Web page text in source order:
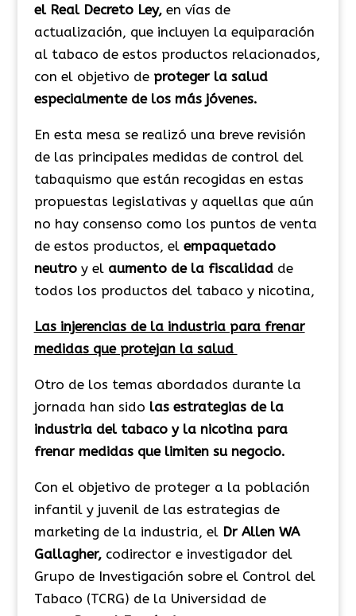
el Real Decreto Ley,en vías de
actualización, que incluyen la equiparación
al tabaco de estos productos relacionados,
con el objetivo de proteger la salud
especialmente de los más jóvenes.
En esta mesa se realizó una breve revisión
de las principales medidas de control del
tabaquismo que están recogidas en estas
propuestas legislativas y aquellas que aún
no hay consenso como los puntos de venta
de estos productos, el empaquetado
neutroy el aumento de la fiscalidadde
todos los productos del tabaco y nicotina,
Las injerencias de la industria para frenar
medidas que protejan la salud
Otro de los temas abordados durante la
jornada han sido las estrategias de la
industria del tabaco y la nicotina para
frenar medidas que limiten su negocio.
Con el objetivo de proteger a la población
infantil y juvenil de las estrategias de
marketing de la industria, el Dr Allen WA
Gallagher,codirector e investigador del
Grupo de Investigación sobre el Control del
Tabaco (TCRG) de la Universidad de